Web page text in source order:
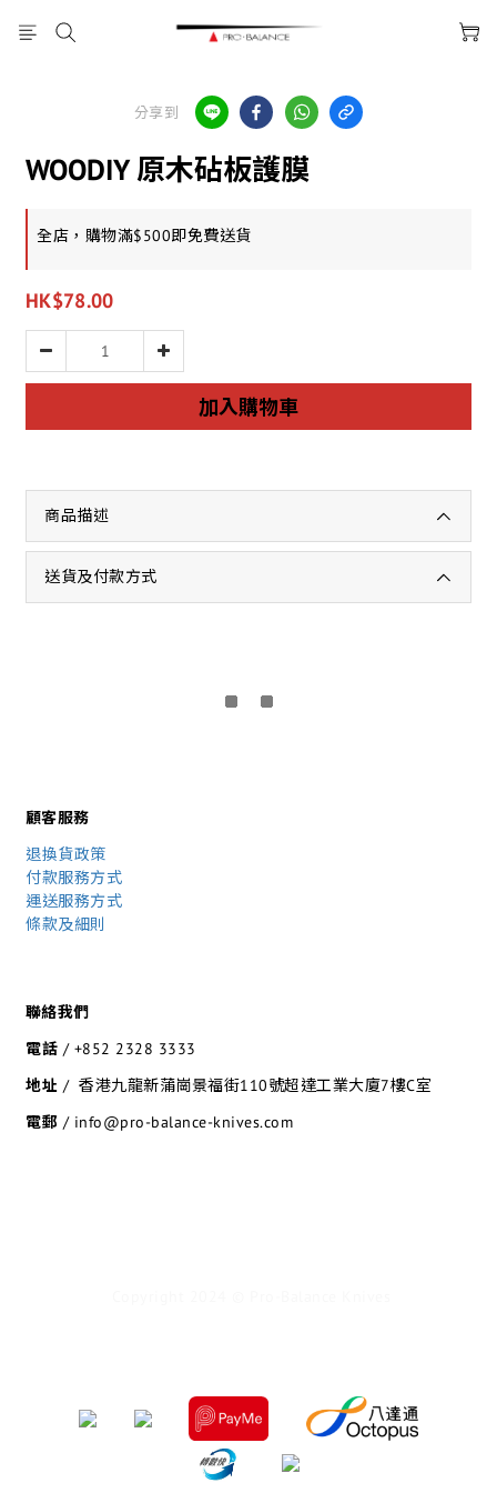
分享到
WOODIY 原木砧板護膜
全店，購物滿$500即免費送貨
HK$78.00
加入購物車
商品描述
送貨及付款方式
顧客服務
退換貨政策
付款服務方式
運送服務方式
條款及細則
聯絡我們
電話 / +852 2328 3333
地址 / 香港九龍新蒲崗景福街110號超達工業大廈7樓C室
電郵 / info@pro-balance-knives.com